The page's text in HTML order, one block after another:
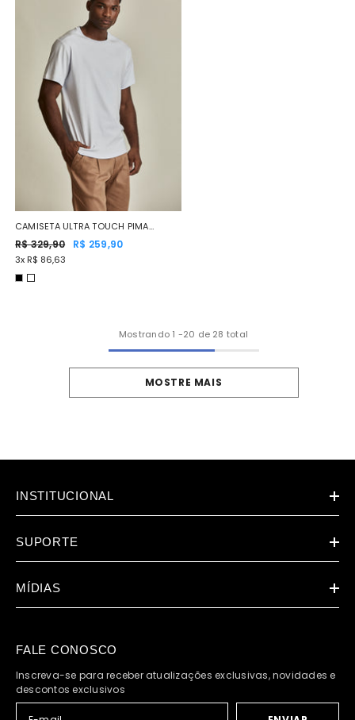
CAMISETA ULTRA TOUCH PIMA
BRANCO
R$ 329,90 R$ 259,90
3x R$ 86,63
Mostrando 1 -20 de 28 total
MOSTRE MAIS
INSTITUCIONAL
SUPORTE
MÍDIAS
FALE CONOSCO
Inscreva-se para receber atualizações exclusivas, novidades e
descontos exclusivos